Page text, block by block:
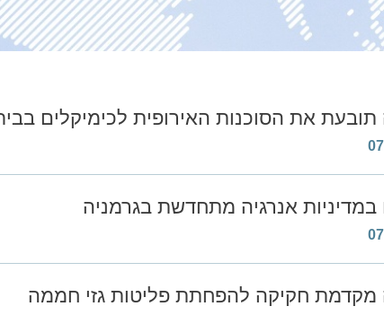
תובעת את הסוכנות האירופית לכימיקלים
במדיניות אנרגיה מתחדשת בגרמניה
מקדמת חקיקה להפחתת פליטות גזי חממה